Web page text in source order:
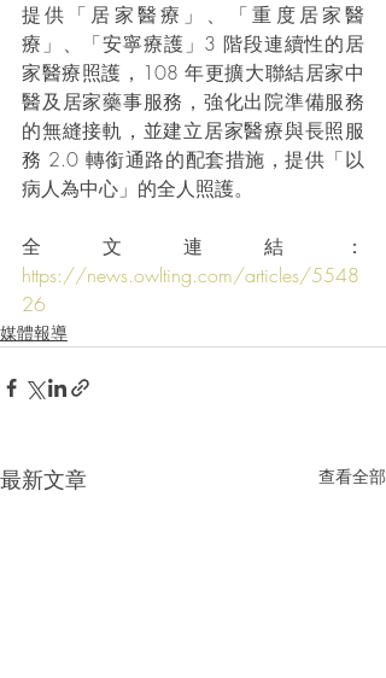
提供「居家醫療」、「重度居家醫
療」、「安寧療護」3 階段連續性的居
家醫療照護，108 年更擴大聯結居家中
醫及居家藥事服務，強化出院準備服務
的無縫接軌，並建立居家醫療與長照服
務 2.0 轉銜通路的配套措施，提供「以
病人為中心」的全人照護。
全文連結：
https://news.owlting.com/articles/5548
26
媒體報導
最新文章 查看全部